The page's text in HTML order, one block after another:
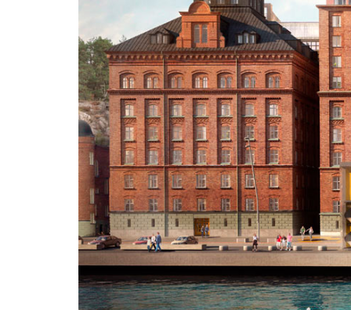
3D House har producerat
marknadsledande 3D grafiska
visualiseringar och multimedia lösningar
sedan 2005. Våra tre dimensioner är
estetik, kvalité och närhet.
Välkommen!
För information och beställning
kontakta oss på